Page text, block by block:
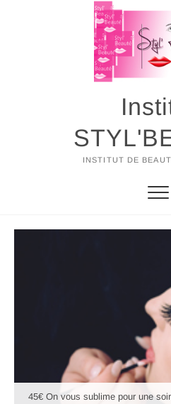
INSTITUT DE
45€ On vous sublime pour une